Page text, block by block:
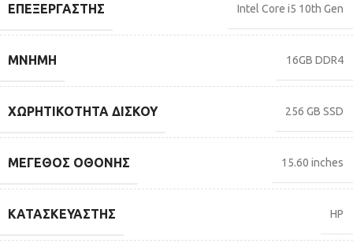
ΕΠΕΞΕΡΓΑΣΤΉΣ Intel Core i5 10th Gen
ΜΝΉΜΗ 16GB DDR4
ΧΩΡΗΤΙΚΌΤΗΤΑ ΔΊΣΚΟΥ 256 GB SSD
ΜΈΓΕΘΟΣ ΟΘΌΝΗΣ 15.60 inches
ΚΑΤΑΣΚΕΥΑΣΤΉΣ HP